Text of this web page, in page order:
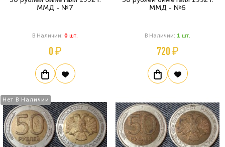
ММД - №7
В Наличии: 0 Шт.
0 ₽
ММД - №6
В Наличии: 1 Шт.
720 ₽
Нет В Наличии